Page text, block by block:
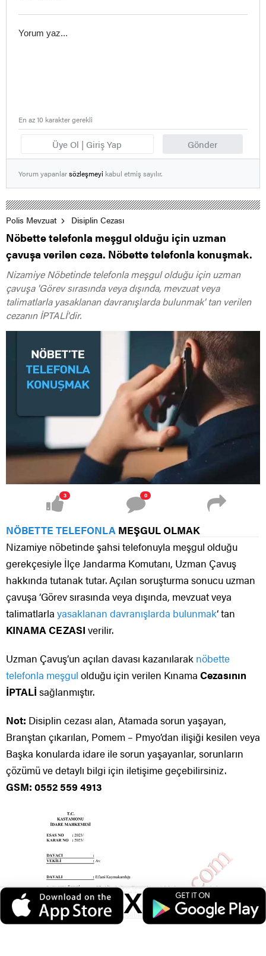
Üye Ol | Giriş Yap Gönder
En az 10 karakter gerekli
Yorum yapanlarsözleşmeyi kabul etmiş sayılır.
Polis Mevzuat Disiplin Cezası
Nöbette telefonla meşgul olduğu için uzman
çavuşa verilen ceza. Nöbette telefonla konuşmak.
Nizamiye Nöbetinde telefonla meşgul olduğu için uzman
çavuşa 'Görev sırasında veya dışında, mevzuat veya
talimatlarla yasaklanan davranışlarda bulunmak' tan verilen
cezanın İPTALİ'dir.
3 0
NÖBETTE TELEFONLA MEŞGUL OLMAK
Nizamiye nöbetinde şahsi telefonuyla meşgul olduğu
gerekçesiyle İlçe Jandarma Komutanı, Uzman Çavuş
hakkında tutanak tutar. Açılan soruşturma sonucu uzman
çavuşa ‘Görev sırasında veya dışında, mevzuat veya
talimatlarla yasaklanan davranışlarda bulunmak‘ tan
KINAMA CEZASI verilir.
Uzman Çavuş’un açılan davası kazanılarak nöbette
telefonla meşgul olduğu için verilen Kınama Cezasının
İPTALİ sağlanmıştır.
Not: Disiplin cezası alan, Atamada sorun yaşayan,
Branştan çıkarılan, Pomem – Pmyo’dan ilişiği kesilen veya
Başka konularda idare ile sorun yaşayanlar, sorunların
çözümü ve detaylı bilgi için iletişime geçebilirsiniz.
GSM: 0552 559 4913
X
Veri politikasındaki amaçlarla sınırlı ve mevzuata uygun şekilde çerez
konumlandırmaktayız. Detaylar içinveri politikamızıinceleyebilirsiniz.